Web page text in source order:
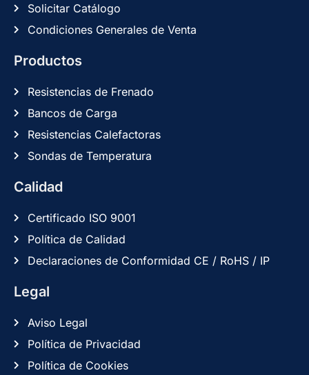
Solicitar Catálogo
Condiciones Generales de Venta
Productos
Resistencias de Frenado
Bancos de Carga
Resistencias Calefactoras
Sondas de Temperatura
Calidad
Certificado ISO 9001
Política de Calidad
Declaraciones de Conformidad CE / RoHS / IP
Legal
Aviso Legal
Política de Privacidad
Política de Cookies